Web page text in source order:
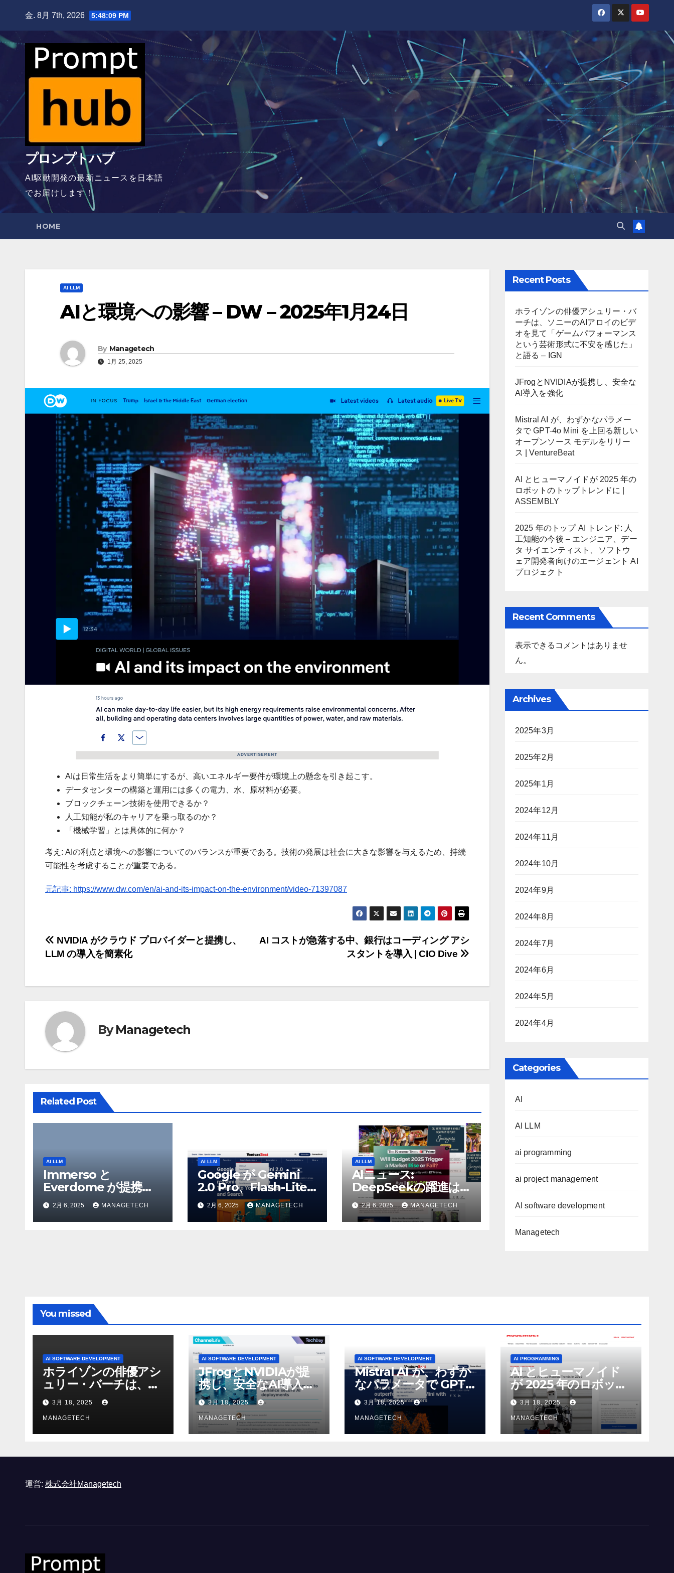
content
金. 8月 7th, 2026 5:48:10 PM
プロンプトハブ
AI駆動開発の最新ニュースを日本語
でお届けします！
HOME
AI LLM
AIと環境への影響 – DW – 2025年1月24日
By Managetech
1月 25, 2025
AIは日常生活をより簡単にするが、高いエネルギー要件が環境上の懸念を引き起こす。
データセンターの構築と運用には多くの電力、水、原材料が必要。
ブロックチェーン技術を使用できるか？
人工知能が私のキャリアを乗っ取るのか？
「機械学習」とは具体的に何か？
考え: AIの利点と環境への影響についてのバランスが重要である。技術の発展は社会に大きな影響を与えるため、持続
可能性を考慮することが重要である。
元記事: https://www.dw.com/en/ai-and-its-impact-on-the-environment/video-71397087
投
ナ
ゲ
ー
シ
ョ
ン
AI コストが急落する中、銀行はコーディング アシ
スタントを導入 | CIO Dive
NVIDIA がクラウド プロバイダーと提携し、
LLM の導入を簡素化
ByManagetech
Related Post
AI LLM
Immerso と
Everdome が提携
し、AI を活用した体
験を通じてメタバース
のイノベーションを推
2月 6, 2025 MANAGETECH
AI LLM
Google が Gemini
2.0 Pro、Flash-Lite
を発表、推論モデル
Flash Thinking を
YouTube、マップ、
2月 6, 2025 MANAGETECH
AI LLM
AIニュース:
DeepSeekの躍進は
AIの巨人に役立つだろ
うとウォール街のアナ
リストが語る – The
2月 6, 2025 MANAGETECH
Recent Posts
ホライゾンの俳優アシュリー・バ
ーチは、ソニーのAIアロイのビデ
オを見て「ゲームパフォーマンス
という芸術形式に不安を感じた」
と語る – IGN
JFrogとNVIDIAが提携し、安全な
AI導入を強化
Mistral AI が、わずかなパラメー
タで GPT-4o Mini を上回る新しい
オープンソース モデルをリリー
ス | VentureBeat
AI とヒューマノイドが 2025 年の
ロボットのトップトレンドに |
ASSEMBLY
2025 年のトップ AI トレンド: 人
工知能の今後 – エンジニア、デー
タ サイエンティスト、ソフトウ
ェア開発者向けのエージェント AI
プロジェクト
Recent Comments
表示できるコメントはありませ
ん。
Archives
2025年3月
2025年2月
2025年1月
2024年12月
2024年11月
2024年10月
2024年9月
2024年8月
2024年7月
2024年6月
2024年5月
2024年4月
Categories
AI
AI LLM
ai programming
ai project management
AI software development
Managetech
You missed
AI SOFTWARE DEVELOPMENT
ホライゾンの俳優アシ
ュリー・バーチは、ソ
ニーのAIアロイのビデ
オを見て「ゲームパフ
ォーマンスという芸術
形式に不安を感じた」
3月 18, 2025
MANAGETECH
AI SOFTWARE DEVELOPMENT
JFrogとNVIDIAが提
携し、安全なAI導入を
強化
3月 18, 2025
MANAGETECH
AI SOFTWARE DEVELOPMENT
Mistral AI が、わずか
なパラメータで GPT-
4o Mini を上回る新し
いオープンソース モ
デルをリリース |
VentureBeat
3月 18, 2025
MANAGETECH
AI PROGRAMMING
AI とヒューマノイド
が 2025 年のロボット
のトップトレンドに |
ASSEMBLY
3月 18, 2025
MANAGETECH
運営: 株式会社Managetech